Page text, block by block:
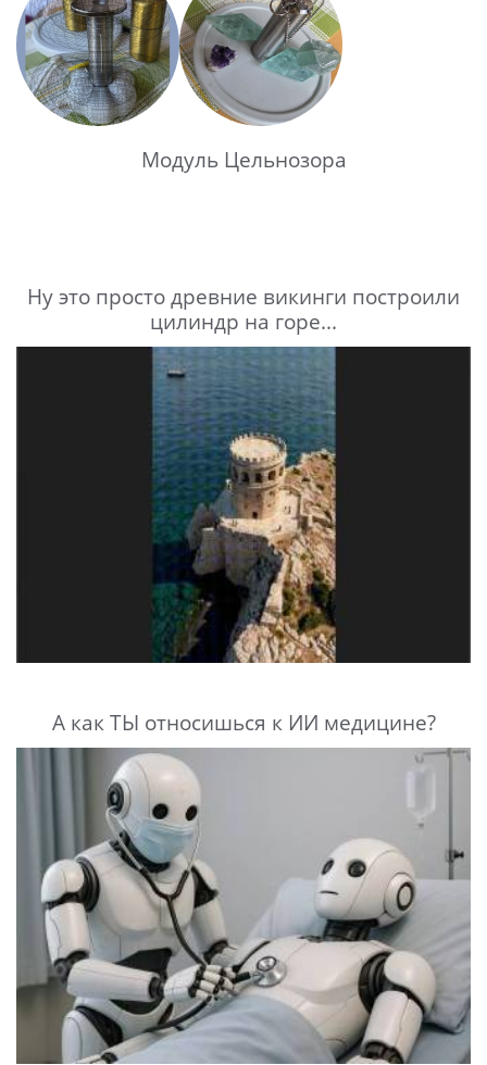
Модуль Цельнозора
Ну это просто древние викинги построили
цилиндр на горе...
А как ТЫ относишься к ИИ медицине?